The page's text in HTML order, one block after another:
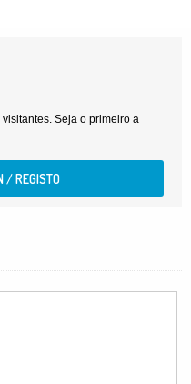
Seja o primeiro a